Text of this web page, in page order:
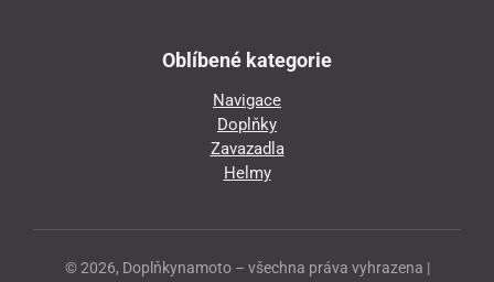
Oblíbené kategorie
Navigace
Doplňky
Zavazadla
Helmy
© 2026, Doplňkynamoto – všechna práva vyhrazena |